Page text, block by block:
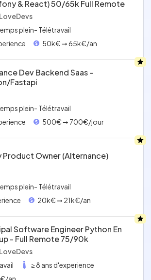
& React) 50/65k Full Remote
plein- Télétravail
50k€ ➞ 65k€/an
Dev Backend Saas -
fastapi
plein- Télétravail
500€ ➞ 700€/jour
Product Owner (alternance)
plein- Télétravail
20k€ ➞ 21k€/an
Software Engineer Python En
- Full Remote 75/90k
≥ 8 ans d'experience